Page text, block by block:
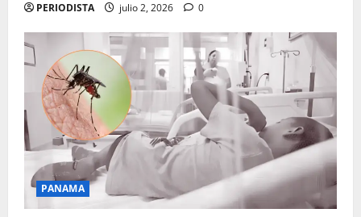
PERIODISTA julio 2, 2026 0
PANAMA